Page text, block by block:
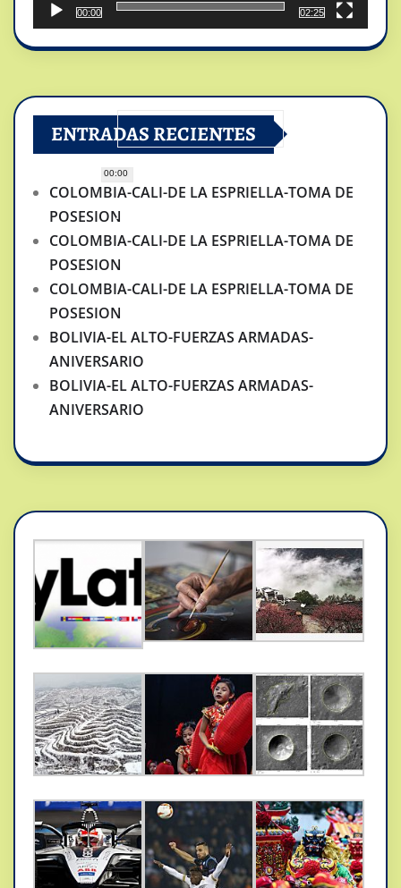
00:00
00:00
02:25
ENTRADAS RECIENTES
COLOMBIA-CALI-DE LA ESPRIELLA-TOMA DE
POSESION
COLOMBIA-CALI-DE LA ESPRIELLA-TOMA DE
POSESION
COLOMBIA-CALI-DE LA ESPRIELLA-TOMA DE
POSESION
BOLIVIA-EL ALTO-FUERZAS ARMADAS-
ANIVERSARIO
BOLIVIA-EL ALTO-FUERZAS ARMADAS-
ANIVERSARIO